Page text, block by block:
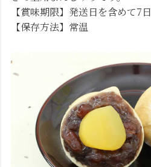
【賞味期限】発送日を含めて7日
【保存方法】常温